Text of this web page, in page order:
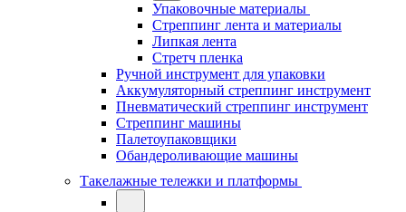
Упаковочные материалы
Стреппинг лента и материалы
Липкая лента
Стретч пленка
Ручной инструмент для упаковки
Аккумуляторный стреппинг инструмент
Пневматический стреппинг инструмент
Стреппинг машины
Палетоупаковщики
Обандероливающие машины
Такелажные тележки и платформы